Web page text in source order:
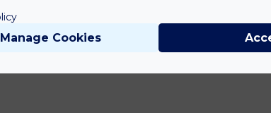
Manage Cookies